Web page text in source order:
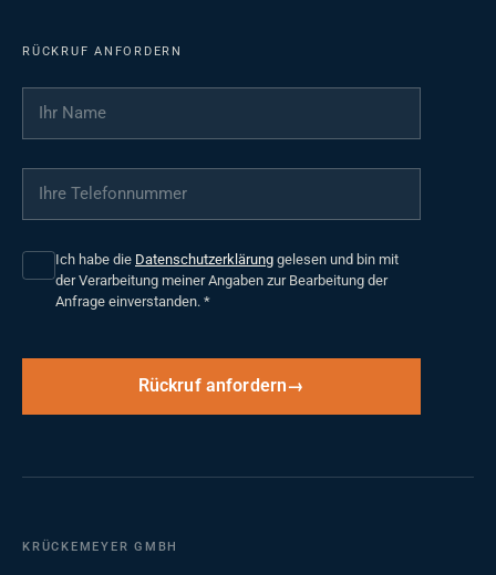
RÜCKRUF ANFORDERN
Ihr Name
Ihre Telefonnummer
Ich habe die Datenschutzerklärung gelesen und bin mit
der Verarbeitung meiner Angaben zur Bearbeitung der
Anfrage einverstanden. *
Rückruf anfordern
KRÜCKEMEYER GMBH